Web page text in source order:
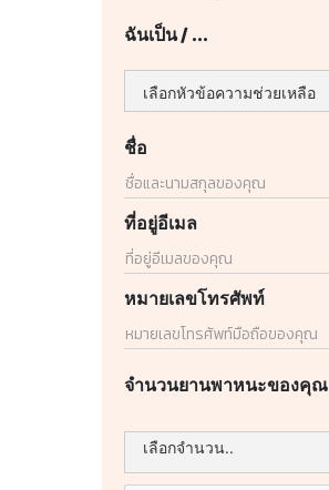
ฉันเป็น / ...
ชื่อ
ที่อยู่อีเมล
หมายเลขโทรศัพท์
จำนวนยานพาหนะของคุณ